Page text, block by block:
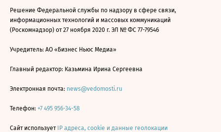
Решение Федеральной службы по надзору в сфере связи,
информационных технологий и массовых коммуникаций
(Роскомнадзор) от 27 ноября 2020 г. ЭЛ № ФС 77-79546
Учредитель: АО «Бизнес Ньюс Медиа»
Главный редактор: Казьмина Ирина Сергеевна
Электронная почта: news@vedomosti.ru
Телефон: +7 495 956-34-58
Сайт использует IP адреса, cookie и данные геолокации